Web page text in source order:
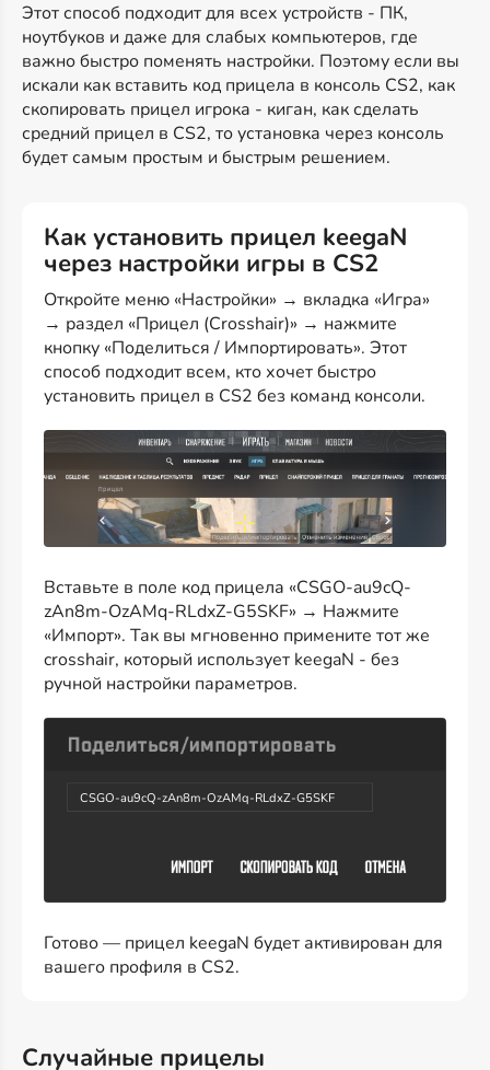
Этот способ подходит для всех устройств - ПК,
ноутбуков и даже для слабых компьютеров, где
важно быстро поменять настройки. Поэтому если вы
искали как вставить код прицела в консоль CS2, как
скопировать прицел игрока - киган, как сделать
средний прицел в CS2, то установка через консоль
будет самым простым и быстрым решением.
Как установить прицел keegaN
через настройки игры в CS2
Откройте меню «Настройки» → вкладка «Игра»
→ раздел «Прицел (Crosshair)» → нажмите
кнопку «Поделиться / Импортировать». Этот
способ подходит всем, кто хочет быстро
установить прицел в CS2 без команд консоли.
Вставьте в поле код прицела «CSGO-au9cQ-
zAn8m-OzAMq-RLdxZ-G5SKF» → Нажмите
«Импорт». Так вы мгновенно примените тот же
crosshair, который использует keegaN - без
ручной настройки параметров.
CSGO-au9cQ-zAn8m-OzAMq-RLdxZ-G5SKF
Готово — прицел keegaN будет активирован для
вашего профиля в CS2.
Случайные прицелы